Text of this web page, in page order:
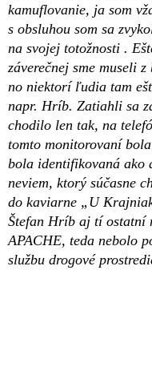
kamuflovanie, ja som
s obsluhou som sa
na svojej totožnosti .
záverečnej sme museli
no niektorí ľudia tam
napr. Hríb. Zatiahli sa
chodilo len tak, na
tomto monitorovaní
bola identifikovaná ako
neviem, ktorý súčasne
do kaviarne „U
Štefan Hríb aj tí ostatní
APACHE, teda nebolo
službu drogové